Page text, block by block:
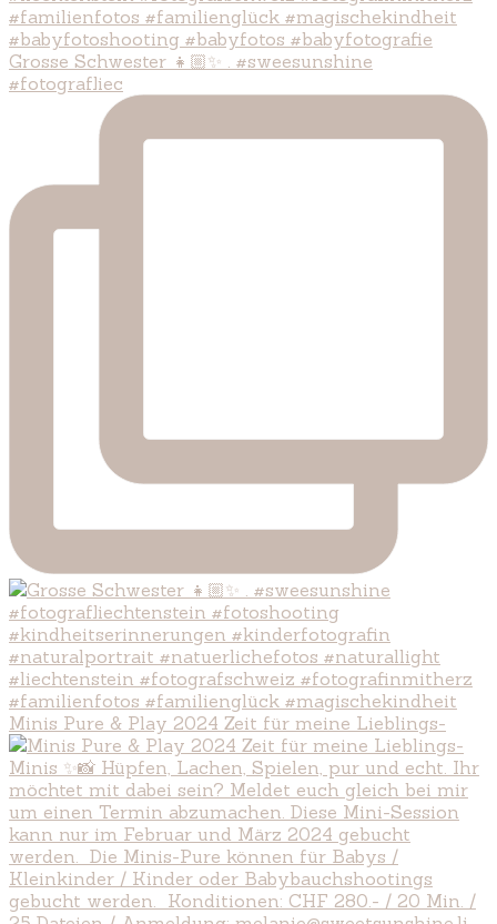
Grosse Schwester 👧🏼✨ . #sweesunshine
#fotografliec
Minis Pure & Play 2024 Zeit für meine Lieblings-